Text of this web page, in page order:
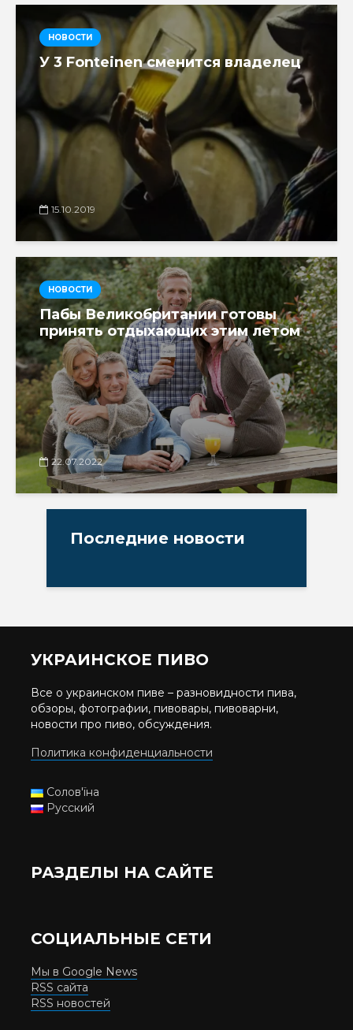
НОВОСТИ
У 3 Fonteinen сменится владелец
15.10.2019
НОВОСТИ
Пабы Великобритании готовы
принять отдыхающих этим летом
22.07.2022
Последние новости
УКРАИНСКОЕ ПИВО
Все о украинском пиве – разновидности пива,
обзоры, фотографии, пивовары, пивоварни,
новости про пиво, обсуждения.
Политика конфиденциальности
Солов'їна
Русский
РАЗДЕЛЫ НА САЙТЕ
СОЦИАЛЬНЫЕ СЕТИ
Мы в Google News
RSS сайта
RSS новостей